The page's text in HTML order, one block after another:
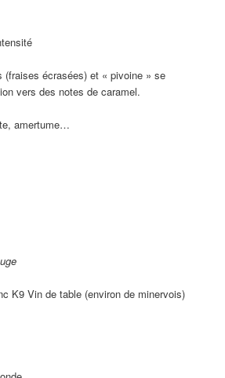
(fraises écrasées) et « pivoine » se
vers des notes de caramel.
amertume…
K9 Vin de table (environ de minervois)